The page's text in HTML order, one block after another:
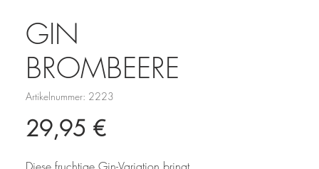
GIN
BROMBEERE
Artikelnummer: 2223
29,95 €Preis